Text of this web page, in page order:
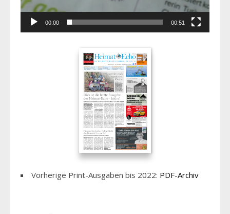
00:00 00:51
Vorherige Print-Ausgaben bis 2022: PDF-Archiv